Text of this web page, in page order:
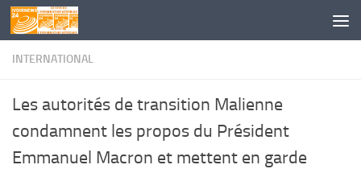
Skip to content
INTERNATIONAL
Les autorités de transition Malienne
condamnent les propos du Président
Emmanuel Macron et mettent en garde